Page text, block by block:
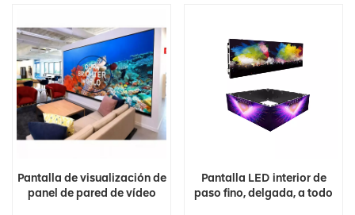
Pantalla de visualización de
panel de pared de vídeo
Pantalla LED interior de
paso fino, delgada, a todo